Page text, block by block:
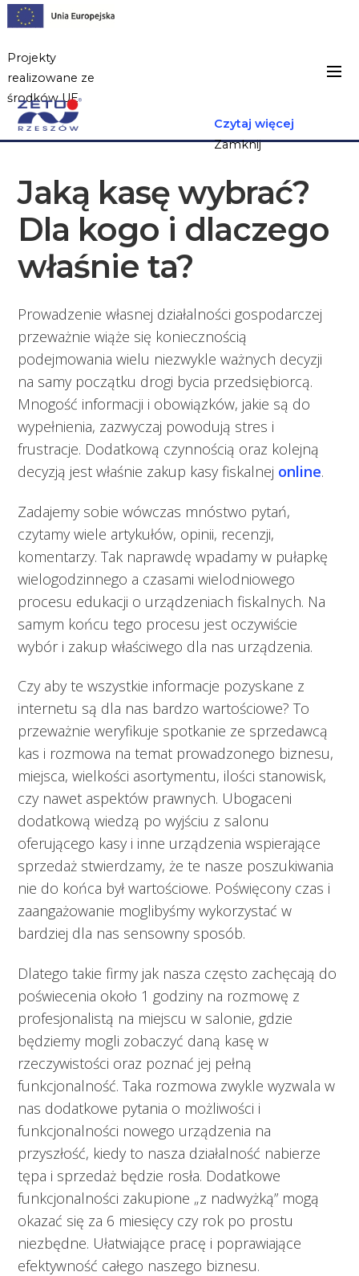
Projekty
realizowane ze
środków UE
Czytaj więcej
Zamknij
Jaką kasę wybrać?
Dla kogo i dlaczego
właśnie ta?
Prowadzenie własnej działalności gospodarczej
przeważnie wiąże się koniecznością
podejmowania wielu niezwykle ważnych decyzji
na samy początku drogi bycia przedsiębiorcą.
Mnogość informacji i obowiązków, jakie są do
wypełnienia, zazwyczaj powodują stres i
frustracje. Dodatkową czynnością oraz kolejną
decyzją jest właśnie zakup kasy fiskalnej online.
Zadajemy sobie wówczas mnóstwo pytań,
czytamy wiele artykułów, opinii, recenzji,
komentarzy. Tak naprawdę wpadamy w pułapkę
wielogodzinnego a czasami wielodniowego
procesu edukacji o urządzeniach fiskalnych. Na
samym końcu tego procesu jest oczywiście
wybór i zakup właściwego dla nas urządzenia.
Czy aby te wszystkie informacje pozyskane z
internetu są dla nas bardzo wartościowe? To
przeważnie weryfikuje spotkanie ze sprzedawcą
kas i rozmowa na temat prowadzonego biznesu,
miejsca, wielkości asortymentu, ilości stanowisk,
czy nawet aspektów prawnych. Ubogaceni
dodatkową wiedzą po wyjściu z salonu
oferującego kasy i inne urządzenia wspierające
sprzedaż stwierdzamy, że te nasze poszukiwania
nie do końca był wartościowe. Poświęcony czas i
zaangażowanie moglibyśmy wykorzystać w
bardziej dla nas sensowny sposób.
Dlatego takie firmy jak nasza często zachęcają do
poświecenia około 1 godziny na rozmowę z
profesjonalistą na miejscu w salonie, gdzie
będziemy mogli zobaczyć daną kasę w
rzeczywistości oraz poznać jej pełną
funkcjonalność. Taka rozmowa zwykle wyzwala w
nas dodatkowe pytania o możliwości i
funkcjonalności nowego urządzenia na
przyszłość, kiedy to nasza działalność nabierze
tępa i sprzedaż będzie rosła. Dodatkowe
funkcjonalności zakupione „z nadwyżką” mogą
okazać się za 6 miesięcy czy rok po prostu
niezbędne. Ułatwiające pracę i poprawiające
efektywność całego naszego biznesu.